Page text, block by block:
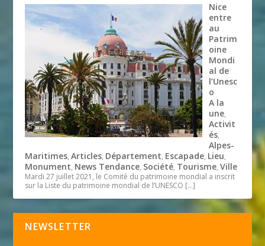
Nice
entre
au
Patrim
oine
Mondi
al de
l’Unesc
o
A la
une,
Activit
és,
Alpes-
Maritimes,Articles, Département, Escapade, Lieu,
Monument, News Tendance, Société, Tourisme,Ville
Mardi 27 juillet 2021, le Comité du patrimoine mondial a inscrit
sur la Liste du patrimoine mondial de l’UNESCO […]
NEWSLETTER